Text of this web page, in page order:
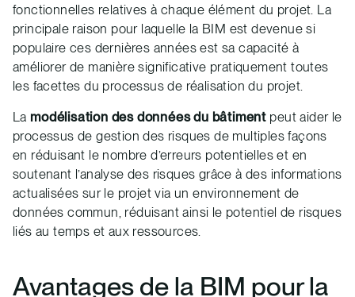
fonctionnelles relatives à chaque élément du projet. La
principale raison pour laquelle la BIM est devenue si
populaire ces dernières années est sa capacité à
améliorer de manière significative pratiquement toutes
les facettes du processus de réalisation du projet.
La modélisation des données du bâtiment peut aider le
processus de gestion des risques de multiples façons
en réduisant le nombre d’erreurs potentielles et en
soutenant l’analyse des risques grâce à des informations
actualisées sur le projet via un environnement de
données commun, réduisant ainsi le potentiel de risques
liés au temps et aux ressources.
Avantages de la BIM pour la